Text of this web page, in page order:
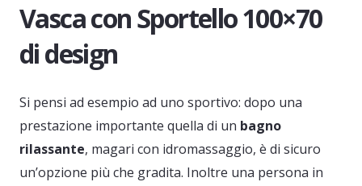
Vasca con Sportello 100×70
di design
Si pensi ad esempio ad uno sportivo: dopo una
prestazione importante quella di un bagno
rilassante, magari con idromassaggio, è di sicuro
un’opzione più che gradita. Inoltre una persona in